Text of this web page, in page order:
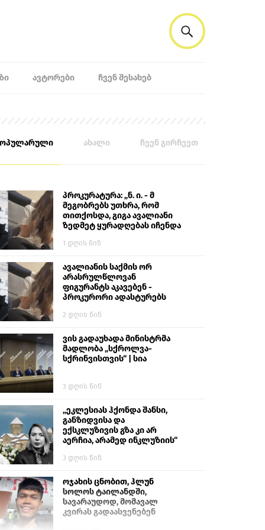
ᲐᲕᲢᲝᲠᲔᲑᲘ ᲩᲕᲔᲜ ᲨᲔᲡᲐᲮᲔᲑ
ახალი ჩვენ გირჩევთ
პროკურატურა: „ნ. ი. - მ
მეგობრებს უთხრა, რომ
თითქოსდა, გიგა ავალიანი
ზედმეტ ყურადღებას იჩენდა
ალექსანდრე გაბაშვილი
გიგა ავალიანს“
1 დღის წინ
ავალიანის საქმის ორ
არასრულწლოვან
ფიგურანტს აკავებენ -
პროკურორი ადასტურებს
2 დღის წინ
ვის გადაუხადა მინისტრმა
მადლობა „სქროლვა-
სქრინვისთვის“ | სია
3 დღის წინ
„ეკლესიას ჰქონდა შანსი,
განზიდვისა და
ექსკლუზივის გზა კი არ
აერჩია, არამედ ინკლუზიის“
3 დღის წინ
ოჯახის ცნობით, ჰლუნ
სოლოს ტაილანდში,
სავარაუდოდ, მომავალ
კვირას გადაასვენებენ